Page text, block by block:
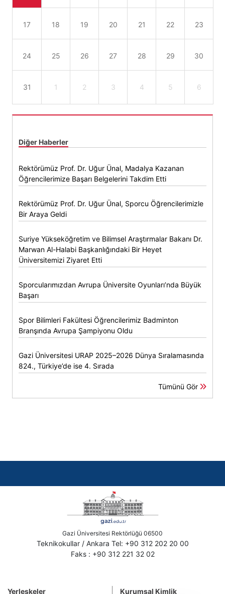
17 18 19 20 21 22 23
24 25 26 27 28 29 30
31 1 2 3 4 5 6
Diğer Haberler
Rektörümüz Prof. Dr. Uğur Ünal, Madalya Kazanan
Öğrencilerimize Başarı Belgelerini Takdim Etti
Rektörümüz Prof. Dr. Uğur Ünal, Sporcu Öğrencilerimizle
Bir Araya Geldi
Suriye Yükseköğretim ve Bilimsel Araştırmalar Bakanı Dr.
Marwan Al-Halabi Başkanlığındaki Bir Heyet
Üniversitemizi Ziyaret Etti
Sporcularımızdan Avrupa Üniversite Oyunları’nda Büyük
Başarı
Spor Bilimleri Fakültesi Öğrencilerimiz Badminton
Branşında Avrupa Şampiyonu Oldu
Gazi Üniversitesi URAP 2025–2026 Dünya Sıralamasında
824., Türkiye’de ise 4. Sırada
Tümünü Gör
Gazi Üniversitesi Rektörlüğü 06500
Teknikokullar / Ankara Tel: +90 312 202 20 00
Faks : +90 312 221 32 02
Yerleşkeler Kurumsal Kimlik